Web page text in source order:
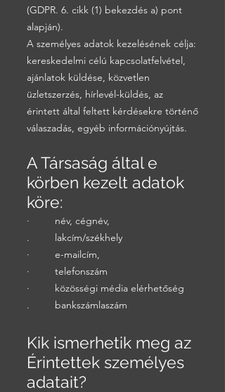
(GDPR. 6. cikk (1) bekezdés a) pont
alapján).
A személyes adatok kezelésének célja:
kereskedelmi célú kapcsolatfelvétel,
ajánlatok küldése, közvetlen
üzletszerzés, hírlevél-küldés, az
érintett által feltett kérdésekre történő
válaszadás, egyéb információnyújtás.
A Társaság által e
körben kezelt adatok
köre:
· név, cégnév,
. lakcím/székhely
· e-mailcím,
· telefonszám
· közösségi média elérhetőség
. bankszámlaszám
Kik ismerhetik meg az
Érintettek személyes
adatait?